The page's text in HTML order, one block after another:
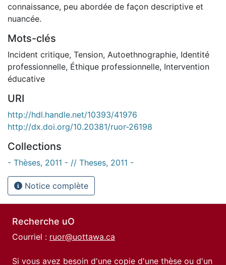
connaissance, peu abordée de façon descriptive et
nuancée.
Mots-clés
Incident critique, Tension, Autoethnographie, Identité
professionnelle, Éthique professionnelle, Intervention
éducative
URI
http://hdl.handle.net/10393/41976
http://dx.doi.org/10.20381/ruor-26198
Collections
- Thèses, 2011 - // Theses, 2011 -
Notice complète
Recherche uO
Courriel : ruor@uottawa.ca
Si vous avez besoin d'une copie d'une thèse ou d'un